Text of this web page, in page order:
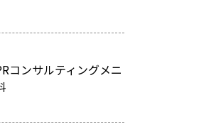
コンサルティングメニ